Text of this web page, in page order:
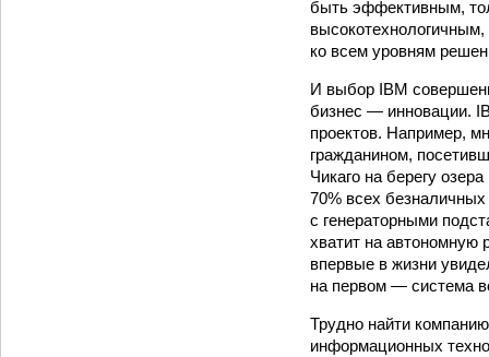
быть эффективным,
ко всем уровням
И выбор IBM
бизнес — инновации.
проектов. Например,
гражданином,
Чикаго на берегу
70% всех
с генераторными
хватит на автономную
впервые в жизни
на первом — система
Трудно найти
информационных